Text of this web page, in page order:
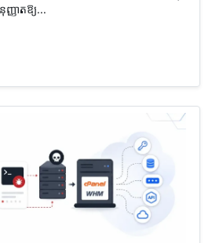
ញ្ញាតឱ្យ...